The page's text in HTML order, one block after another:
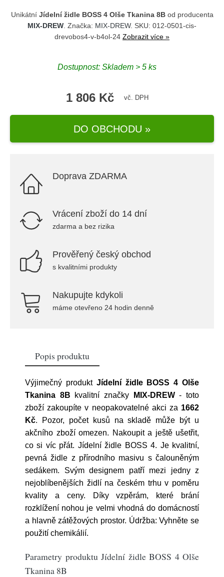
Unikátní Jídelní židle BOSS 4 Olše Tkanina 8Bod producenta
MIX-DREW . Značka: MIX-DREW. SKU: 012-0501-cis-
drevobos4-v-b4ol-24 Zobrazit více »
Dostupnost: Skladem > 5 ks
1 806 Kč vč. DPH
DO OBCHODU »
Doprava ZDARMA
Vrácení zboží do 14 dní
zdarma a bez rizika
Prověřený český obchod
s kvalitními produkty
Nakupujte kdykoli
máme otevřeno 24 hodin denně
Popis produktu
Výjimečný produkt Jídelní židle BOSS 4 Olše
Tkanina 8B kvalitní značky MIX-DREW- toto
zboží zakoupíte v neopakovatelné akci za 1662
Kč. Pozor, počet kusů na skladě může být u
akčního zboží omezen. Nakoupit a ještě ušetřit,
co si víc přát. Jídelní židle BOSS 4. Je kvalitní,
pevná židle z přírodního masivu s čalouněným
sedákem. Svým designem patří mezi jedny z
nejoblíbenějších židlí na českém trhu v poměru
kvality a ceny. Díky vzpěrám, které brání
rozklížení nohou je velmi vhodná do domácností
a hlavně zátěžových prostor. Údržba: Vyhněte se
použití chemikálií.
Parametry produktu Jídelní židle BOSS 4 Olše
Tkanina 8B